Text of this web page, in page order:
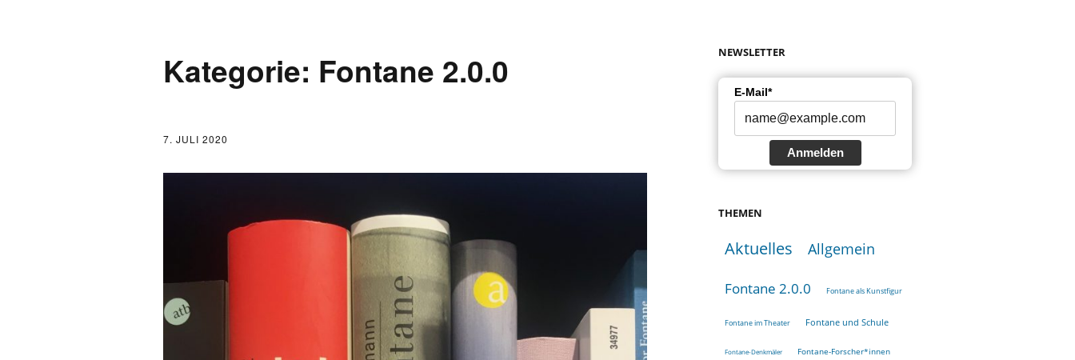
FONTANE-INSTITUTIONEN
FONTANE-
Kategorie: Fontane 2.0.0
7. JULI 2020
NEWSLETTER
E-Mail*
Anmelden
THEMEN
Aktuelles Allgemein
Fontane 2.0.0 Fontane als Kunstfigur
Fontane im Theater Fontane und Schule
Fontane-Denkmäler Fontane-Forscher*innen